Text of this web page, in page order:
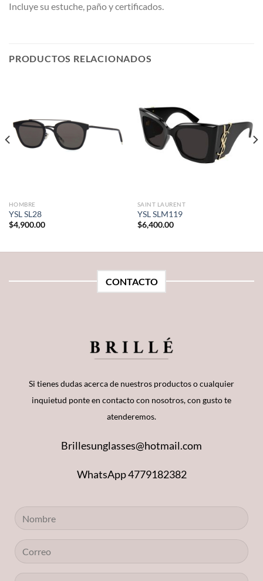
Incluye su estuche, paño y certificados.
PRODUCTOS RELACIONADOS
HOMBRE
YSL SL28
$4,900.00
SAINT LAURENT
YSL SLM119
$6,400.00
CONTACTO
Si tienes dudas acerca de nuestros productos o cualquier
inquietud ponte en contacto con nosotros, con gusto te
atenderemos.
Brillesunglasses@hotmail.com
WhatsApp 4779182382